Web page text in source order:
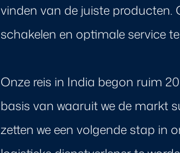
vinden van de juiste producten.
schakelen en optimale service
Onze reis in India begon ruim
basis van waaruit we de markt
zetten we een volgende stap in